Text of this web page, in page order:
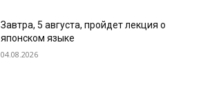
Завтра, 5 августа, пройдет лекция о
японском языке
04.08.2026